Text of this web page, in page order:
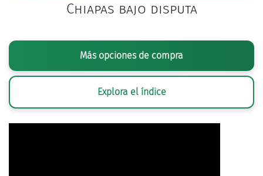
Chiapas bajo disputa
Más opciones de compra
Explora el índice